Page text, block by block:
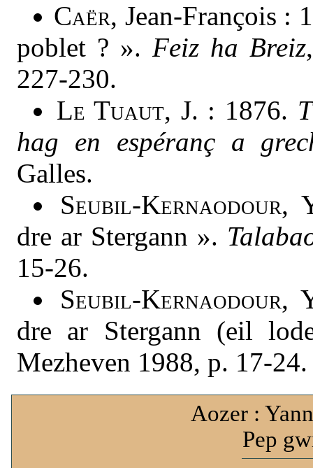
Caër, Jean-François :
poblet ? ».Feiz ha Breiz
227-230.
Le Tuaut, J. : 1876.
hag en espéranç a
Galles.
Seubil-Kernaodour,
dre ar Stergann ».
15-26.
Seubil-Kernaodour,
dre ar Stergann (eil
Mezheven 1988, p. 17-24.
Aozer :
Pep